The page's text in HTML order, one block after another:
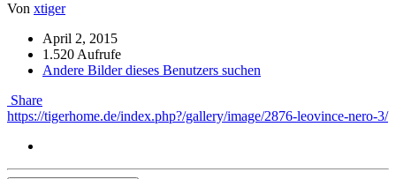
Von xtiger
April 2, 2015
1.520 Aufrufe
Andere Bilder dieses Benutzers suchen
Share
https://tigerhome.de/index.php?/gallery/image/2876-leovince-nero-3/